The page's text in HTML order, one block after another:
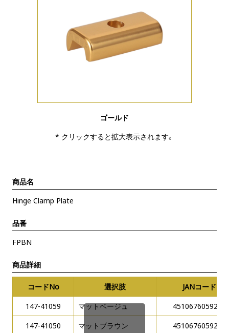
ゴールド
* クリックすると拡大表示されます。
商品名
Hinge Clamp Plate
品番
FPBN
商品詳細
コードNo 選択肢
JANコード
147-41059
マットベージュ
4510676059234
147-41050
マットブラウン
4510676059210